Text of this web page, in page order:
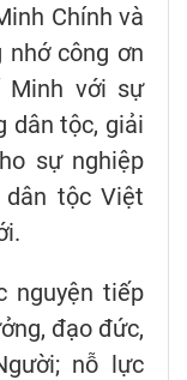
Chính và
công ơn
Minh với sự
dân tộc, giải
sự nghiệp
tộc Việt
nguyện tiếp
đạo đức,
nỗ lực